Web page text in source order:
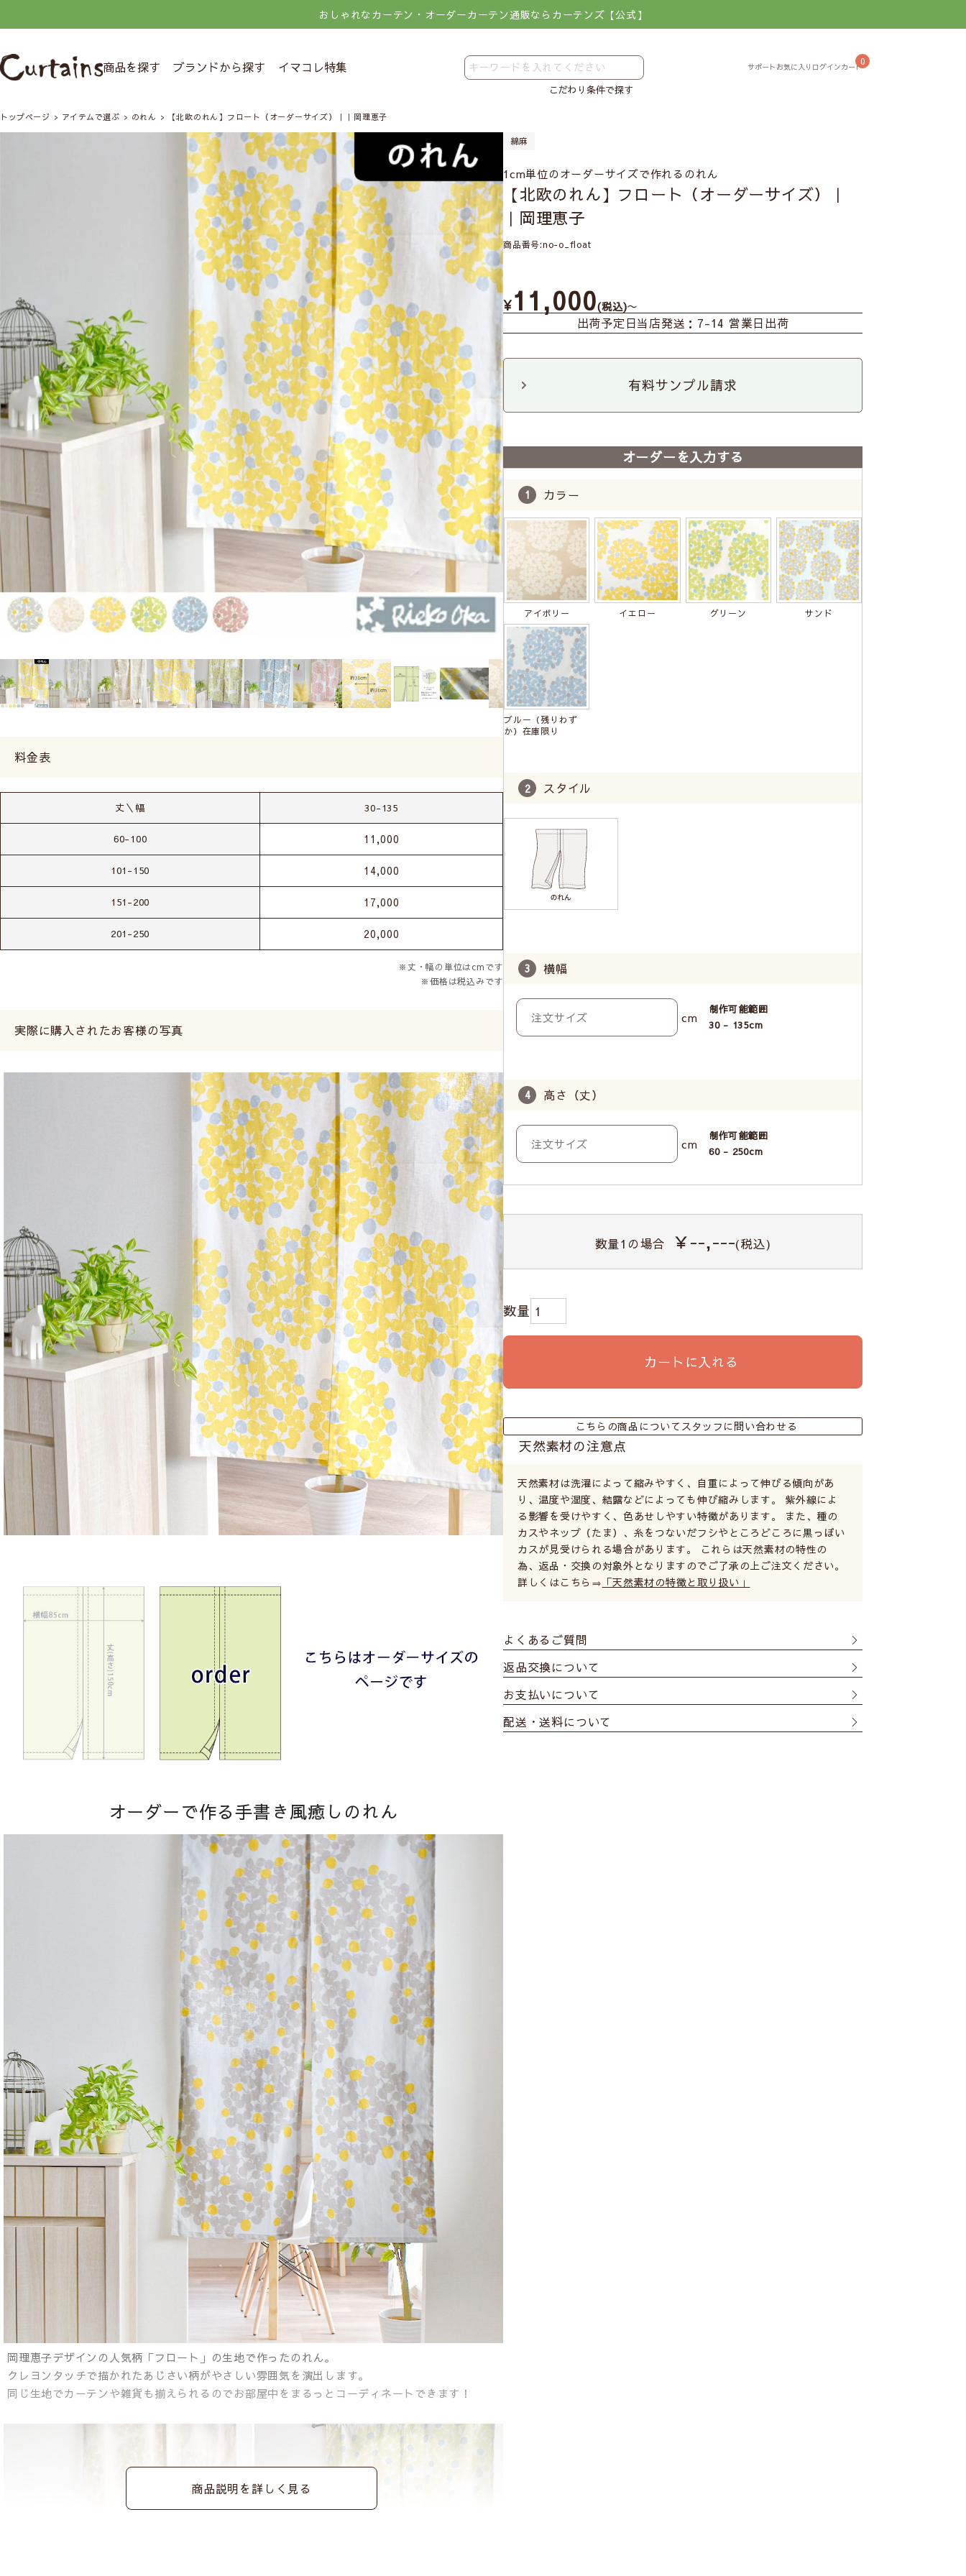
おしゃれなカーテン・オーダーカーテン通販ならカーテンズ【公式】
商品を探す ブランドから探す イマコレ特集
こだわり条件で探す
0
トップページ アイテムで選ぶ のれん 【北欧のれん】フロート（オーダーサイズ）｜｜岡理恵子
料金表
丈＼幅 30-135
60-100 11,000
101-150 14,000
151-200 17,000
201-250 20,000
※丈・幅の単位はcmです
※価格は税込みです
実際に購入されたお客様の写真
オーダーで作る手書き風癒しのれん
岡理恵子デザインの人気柄「フロート」の生地で作ったのれん。
クレヨンタッチで描かれたあじさい柄がやさしい雰囲気を演出します。
同じ生地でカーテンや雑貨も揃えられるのでお部屋中をまるっとコーディネートできます！
商品説明を詳しく見る
綿麻
1cm単位のオーダーサイズで作れるのれん
【北欧のれん】フロート（オーダーサイズ）｜
｜岡理恵子
商品番号 no-o_float
¥11,000 税込 〜
出荷予定日当店発送：7-14 営業日出荷
有料サンプル請求
オーダーを入力する
カラー
アイボリー イエロー グリーン サンド
ブルー（残りわず
か）在庫限り
スタイル
横幅
cm
制作可能範囲
30 - 135cm
高さ（丈）
cm
制作可能範囲
60 - 250cm
数量1 の場合 ￥--,---(税込)
カートに入れる
こちらの商品についてスタッフに問い合わせる
天然素材の注意点
天然素材は洗濯によって縮みやすく、自重によって伸びる傾向があ
り、温度や湿度、結露などによっても伸び縮みします。 紫外線によ
る影響を受けやすく、色あせしやすい特徴があります。 また、種の
カスやネップ（たま）、糸をつないだフシやところどころに黒っぽい
カスが見受けられる場合があります。 これらは天然素材の特性の
為、返品・交換の対象外となりますのでご了承の上ご注文ください。
詳しくはこちら⇒ 「天然素材の特徴と取り扱い」
よくあるご質問
返品交換について
お支払いについて
配送・送料について